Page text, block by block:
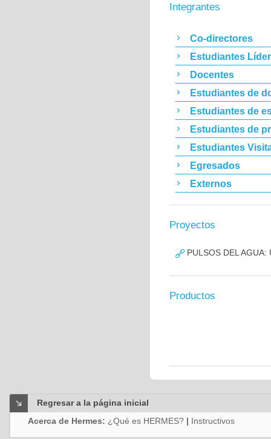
Integrantes
Co-directores
Estudiantes
Docentes
Estudiantes de
Estudiantes de
Estudiantes de
Estudiantes
Egresados
Externos
Proyectos
PULSOS DEL AGUA:
Productos
Regresar a la página inicial
Acerca de Hermes: ¿Qué es HERMES? | Instructivos